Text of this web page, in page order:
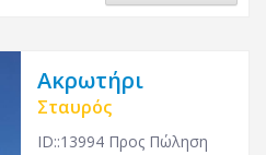
Ακρωτήρι
Σταυρός
ID::13994 Προς Πώληση